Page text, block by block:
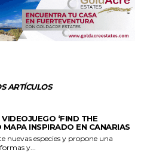
ARTÍCULOS
‘FIND THE
MAPA INSPIRADO EN CANARIAS
nuevas especies y propone una
y...